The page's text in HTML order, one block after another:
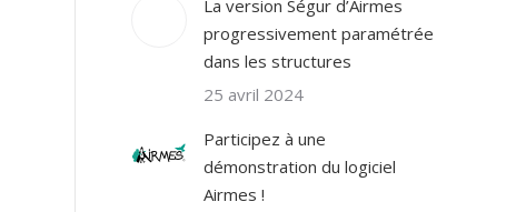
La version Ségur d’Airmes
progressivement paramétrée
dans les structures
25 avril 2024
Participez à une
démonstration du logiciel
Airmes !